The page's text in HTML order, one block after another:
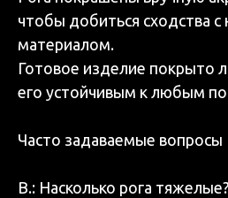
чтобы добиться сходства с
материалом.
Готовое изделие покрыто
его устойчивым к любым
Часто задаваемые вопросы
В.: Насколько рога тяжелые?